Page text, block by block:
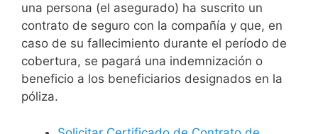
una persona (el asegurado) ha suscrito un
contrato de seguro con la compañía y que, en
caso de su fallecimiento durante el período de
cobertura, se pagará una indemnización o
beneficio a los beneficiarios designados en la
póliza.